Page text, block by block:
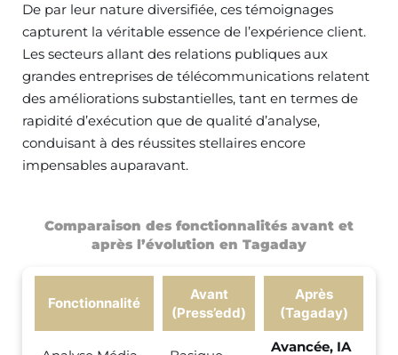
De par leur nature diversifiée, ces témoignages
capturent la véritable essence de l’expérience client.
Les secteurs allant des relations publiques aux
grandes entreprises de télécommunications relatent
des améliorations substantielles, tant en termes de
rapidité d’exécution que de qualité d’analyse,
conduisant à des réussites stellaires encore
impensables auparavant.
Comparaison des fonctionnalités avant et
après l’évolution en Tagaday
Fonctionnalité
Avant
(Press’edd)
Après
(Tagaday)
Avancée, IA